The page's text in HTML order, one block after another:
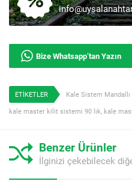
Bize Whatsapp’tan Yazın
ETİKETLER Kale Sistem
kale master kilit sistemi 90 lık, kale
Benzer Ürünler
İlginizi çekebilecek